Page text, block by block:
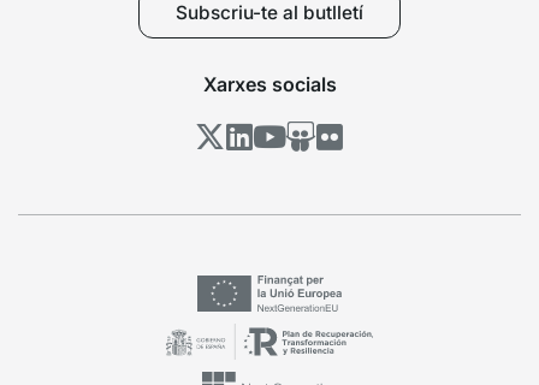
Subscriu-te al butlletí
Xarxes socials